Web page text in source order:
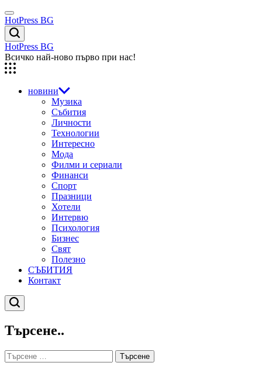
Skip
to
content
Menu
HotPress BG
Търсене
HotPress BG
Всичко най-ново първо при нас!
новини
Музика
Събития
Личности
Технологии
Интересно
Мода
Филми и сериали
Финанси
Спорт
Празници
Хотели
Интервю
Психология
Бизнес
Свят
Полезно
СЪБИТИЯ
Контакт
Търсене
Търсене..
Търсене
за: